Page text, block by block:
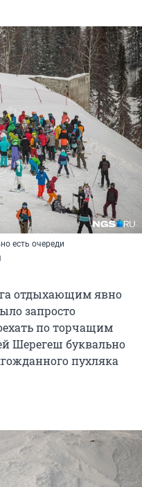
есть очереди
отдыхающим явно
запросто
по торчащим
Шерегеш буквально
пухляка